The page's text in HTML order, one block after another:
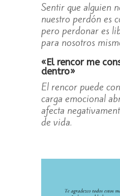
Sentir que alguien
nuestro perdón es
pero perdonar es
para nosotros
«El rencor me
dentro»
El rencor puede
carga emocional
afecta
de vida.